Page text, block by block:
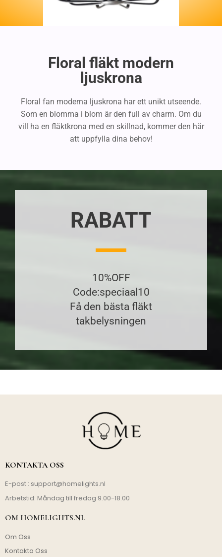
Floral fläkt modern
ljuskrona
Floral fan moderna ljuskrona har ett unikt utseende.
Som en blomma i blom är den full av charm. Om du
vill ha en fläktkrona med en skillnad, kommer den här
att uppfylla dina behov!
RABATT
10%OFF
Code:speciaal10
Få den bästa fläkt
takbelysningen
KONTAKTA OSS
E-post : support@homelights.nl
Arbetstid: Måndag till fredag 9.00-18.00
OM HOMELIGHTS.NL
Om Oss
Kontakta Oss